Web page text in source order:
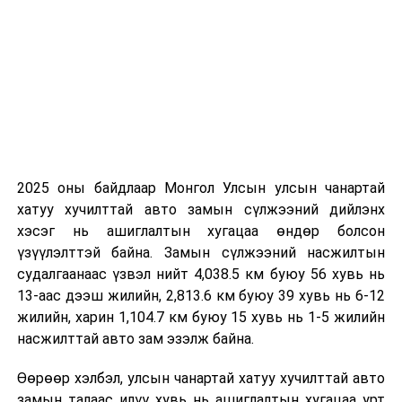
төгссөнтэй холбогдуулан гашуудал зарлана
2025 оны байдлаар Монгол Улсын улсын чанартай
хатуу хучилттай авто замын сүлжээний дийлэнх
хэсэг нь ашиглалтын хугацаа өндөр болсон
үзүүлэлттэй байна. Замын сүлжээний насжилтын
судалгаанаас үзвэл нийт 4,038.5 км буюу 56 хувь нь
13-аас дээш жилийн, 2,813.6 км буюу 39 хувь нь 6-12
жилийн, харин 1,104.7 км буюу 15 хувь нь 1-5 жилийн
насжилттай авто зам эзэлж байна.
Өөрөөр хэлбэл, улсын чанартай хатуу хучилттай авто